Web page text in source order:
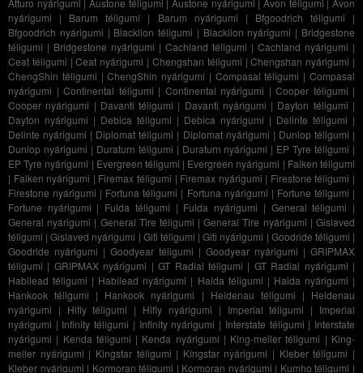
nyárigumi | Barum téligumi | Barum nyárigumi | Bfgoodrich téligumi |
Bfgoodrich nyárigumi | Blacklion téligumi | Blacklion nyárigumi | Bridgestone
téligumi | Bridgestone nyárigumi | Cachland téligumi | Cachland nyárigumi |
Ceat téligumi |Ceat nyárigumi | Chengshan téligumi |Chengshan nyárigumi |
ChengShin téligumi |ChengShin nyárigumi | Compasal téligumi |Compasal
nyárigumi | Continental téligumi | Continental nyárigumi | Cooper téligumi |
Cooper nyárigumi | Davanti téligumi | Davanti nyárigumi | Dayton téligumi |
Dayton nyárigumi | Debica téligumi | Debica nyárigumi | Delinte téligumi |
Delinte nyárigumi | Diplomat téligumi | Diplomat nyárigumi | Dunlop téligumi |
Dunlop nyárigumi | Duraturn téligumi | Duraturn nyárigumi | EP Tyre téligumi |
EP Tyre nyárigumi | Evergreen téligumi | Evergreen nyárigumi | Falken téligumi
| Falken nyárigumi | Firemax téligumi | Firemax nyárigumi | Firestone téligumi |
Firestone nyárigumi | Fortuna téligumi | Fortuna nyárigumi | Fortune téligumi |
Fortune nyárigumi | Fulda téligumi | Fulda nyárigumi | General téligumi |
General nyárigumi | General Tire téligumi |General Tire nyárigumi |Gislaved
téligumi |Gislaved nyárigumi | Giti téligumi |Giti nyárigumi | Goodride téligumi |
Goodride nyárigumi | Goodyear téligumi | Goodyear nyárigumi | GRIPMAX
téligumi | GRIPMAX nyárigumi |GT Radial téligumi | GT Radial nyárigumi |
Habilead téligumi | Habilead nyárigumi | Haida téligumi | Haida nyárigumi |
Hankook téligumi | Hankook nyárigumi | Heidenau téligumi | Heidenau
nyárigumi | Hifly téligumi | Hifly nyárigumi | Imperial téligumi | Imperial
nyárigumi | Infinity téligumi | Infinity nyárigumi | Interstate téligumi | Interstate
nyárigumi | Kenda téligumi | Kenda nyárigumi | King-meiler téligumi | King-
meiler nyárigumi | Kingstar téligumi | Kingstar nyárigumi | Kleber téligumi |
Kleber nyárigumi | Kormoran téligumi | Kormoran nyárigumi | Kumho téligumi |